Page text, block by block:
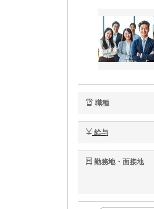
職種
給与
勤務地・面接地